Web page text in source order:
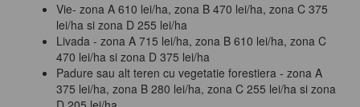
Vie- zona A 610 lei/ha, zona B 470 lei/ha, zona C 375
lei/ha si zona D 255 lei/ha
Livada - zona A 715 lei/ha, zona B 610 lei/ha, zona C
470 lei/ha si zona D 375 lei/ha
Padure sau alt teren cu vegetatie forestiera - zona A
375 lei/ha, zona B 280 lei/ha, zona C 255 lei/ha si zona